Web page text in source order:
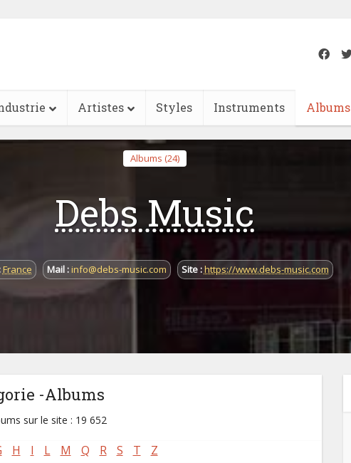
Artistes Styles Instruments Albums
Albums (24)
Debs Music
France Mail :info@debs-music.com Site :https://www.debs-music.com
-Albums
sur le site : 19 652
H I L M Q R S T Z